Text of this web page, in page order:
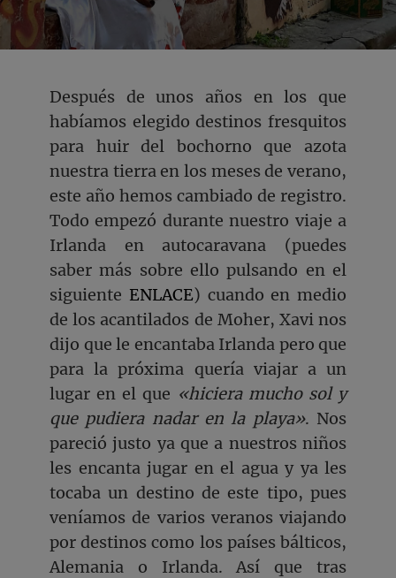
Después de unos años en los que
habíamos elegido destinos fresquitos
para huir del bochorno que azota
nuestra tierra en los meses de verano,
este año hemos cambiado de registro.
Todo empezó durante nuestro viaje a
Irlanda en autocaravana (puedes
saber más sobre ello pulsando en el
siguiente ENLACE) cuando en medio
de los acantilados de Moher, Xavi nos
dijo que le encantaba Irlanda pero que
para la próxima quería viajar a un
lugar en el que «hiciera mucho sol y
que pudiera nadar en la playa». Nos
pareció justo ya que a nuestros niños
les encanta jugar en el agua y ya les
tocaba un destino de este tipo, pues
veníamos de varios veranos viajando
por destinos como los países bálticos,
Alemania o Irlanda. Así que tras